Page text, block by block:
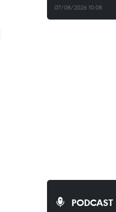
07/08/2026 10:08
PODCAST